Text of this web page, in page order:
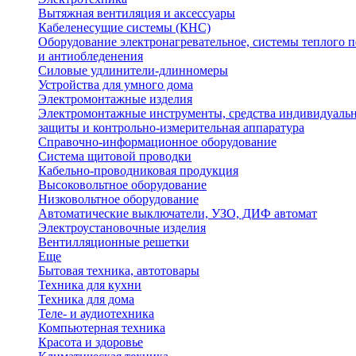
Вытяжная вентиляция и аксессуары
Кабеленесущие системы (КНС)
Оборудование электронагревательное, системы теплого
и антиобледенения
Силовые удлинители-длинномеры
Устройства для умного дома
Электромонтажные изделия
Электромонтажные инструменты, средства
защиты и контрольно-измерительная аппаратура
Справочно-информационное оборудование
Система щитовой проводки
Кабельно-проводниковая продукция
Высоковольтное оборудование
Низковольтное оборудование
Автоматические выключатели, УЗО, ДИФ автомат
Электроустановочные изделия
Вентилляционные решетки
Еще
Бытовая техника, автотовары
Техника для кухни
Техника для дома
Теле- и аудиотехника
Компьютерная техника
Красота и здоровье